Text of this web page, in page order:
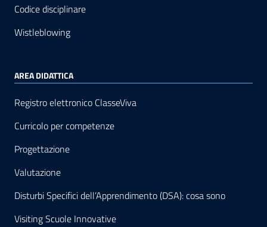
Codice disciplinare
Wistleblowing
AREA DIDATTICA
Registro elettronico ClasseViva
Curricolo per competenze
Progettazione
Valutazione
Disturbi Specifici dell’Apprendimento (DSA): cosa sono
Visiting Scuole Innovative